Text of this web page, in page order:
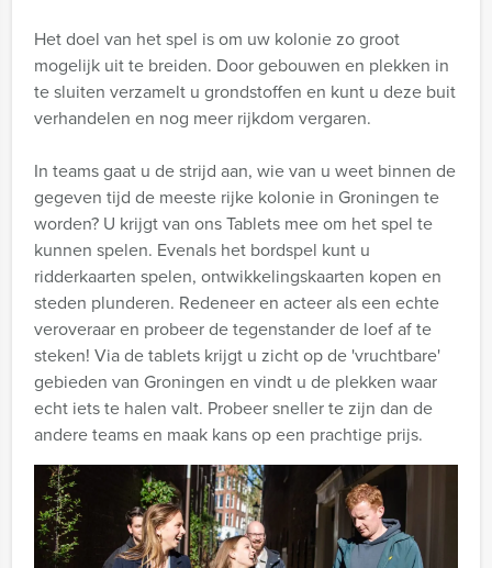
Het doel van het spel is om uw kolonie zo groot
mogelijk uit te breiden. Door gebouwen en plekken in
te sluiten verzamelt u grondstoffen en kunt u deze buit
verhandelen en nog meer rijkdom vergaren.
In teams gaat u de strijd aan, wie van u weet binnen de
gegeven tijd de meeste rijke kolonie in Groningen te
worden? U krijgt van ons Tablets mee om het spel te
kunnen spelen. Evenals het bordspel kunt u
ridderkaarten spelen, ontwikkelingskaarten kopen en
steden plunderen. Redeneer en acteer als een echte
veroveraar en probeer de tegenstander de loef af te
steken! Via de tablets krijgt u zicht op de 'vruchtbare'
gebieden van Groningen en vindt u de plekken waar
echt iets te halen valt. Probeer sneller te zijn dan de
andere teams en maak kans op een prachtige prijs.